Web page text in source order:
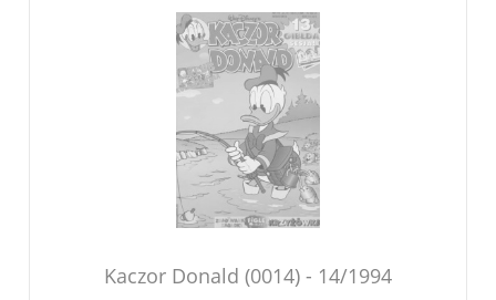
Kaczor Donald (0014) - 14/1994